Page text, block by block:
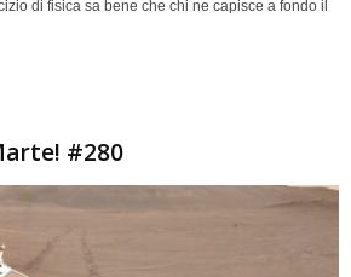
di fisica sa bene che chi ne capisce a fondo il
#280